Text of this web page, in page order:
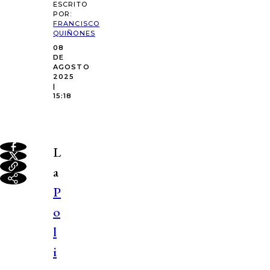
ESCRITO
POR:
FRANCISCO
QUIÑONES
08
DE
AGOSTO
2025
|
15:18
L
a
P
o
l
i